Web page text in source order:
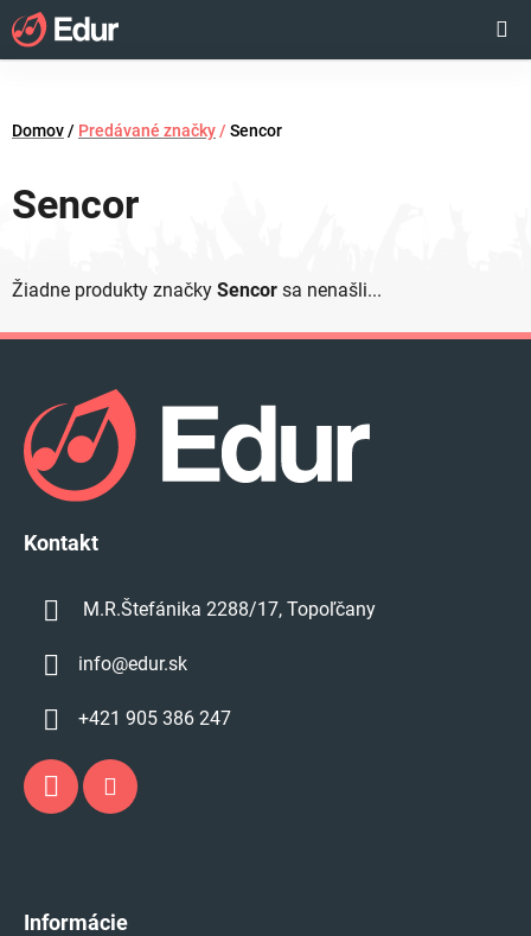
Prejsť
na
obsah
KOŠÍK
Domov/ Predávané značky / Sencor
Sencor
Žiadne produkty značky Sencor sa nenašli...
Kontakt
M.R.Štefánika 2288/17, Topoľčany
info@edur.sk
+421 905 386 247
Informácie